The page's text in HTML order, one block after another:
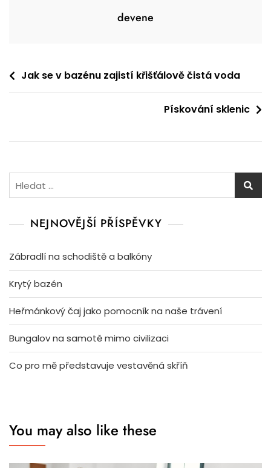
devene
Navigace
Jak se v bazénu zajistí křišťálově čistá voda
Pískování sklenic
Vyhledávání
NEJNOVĚJŠÍ PŘÍSPĚVKY
Zábradlí na schodiště a balkóny
Krytý bazén
Heřmánkový čaj jako pomocník na naše trávení
Bungalov na samotě mimo civilizaci
Co pro mě představuje vestavěná skříň
You may also like these